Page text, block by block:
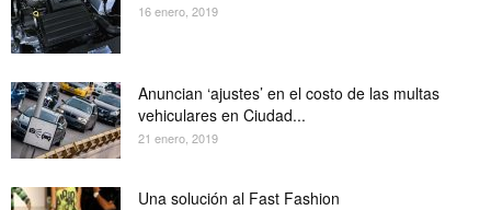
16 enero, 2019
Anuncian ‘ajustes’ en el costo de las multas
vehiculares en Ciudad...
21 enero, 2019
Una solución al Fast Fashion